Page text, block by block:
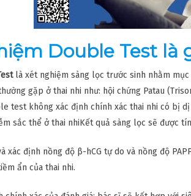
Double Test là
là xét nghiệm sàng lọc trước sinh nhằm
gặp ở thai nhi như: hội chứng Patau
test không xác định chính xác thai nhi có bị
sắc thể ở thai nhiKết quả sàng lọc sẽ được
xác định nồng độ β-hCG tự do và nồng độ
ẩn của thai nhi.